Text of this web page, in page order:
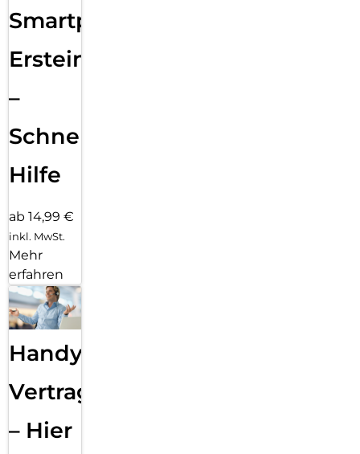
Smartphone
Ersteinrichtung
–
Schnelle
Hilfe
ab 14,99 €
inkl. MwSt.
Mehr
erfahren
Handy
Vertragsabwicklung
– Hier